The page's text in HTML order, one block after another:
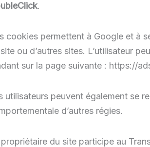
.
cookies permettent à Google et à
ou d’autres sites. L’utilisateur
sur la page suivante : https://
utilisateurs peuvent également se
d’autres régies.
du site participe au